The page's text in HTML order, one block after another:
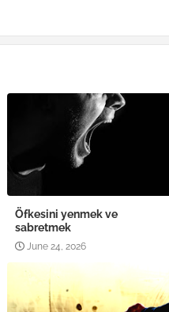
Öfkesini yenmek ve
sabretmek
June 24, 2026